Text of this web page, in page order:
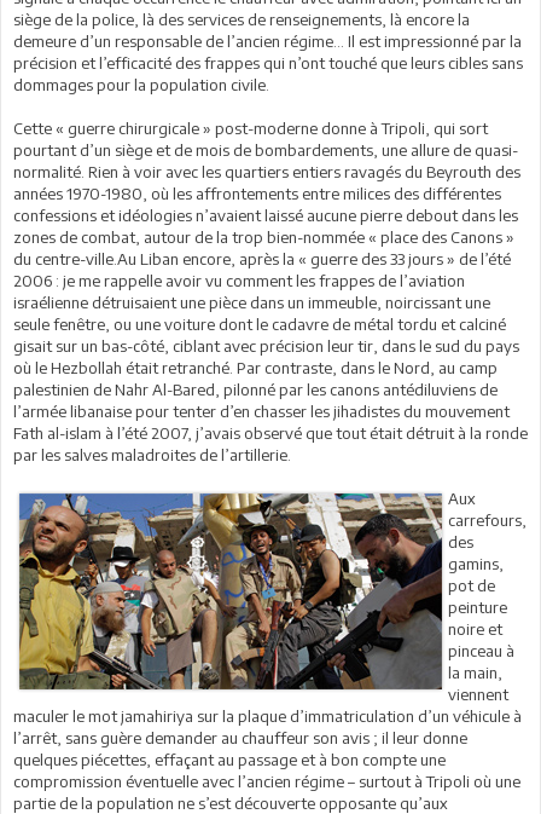
siège de la police, là des services de renseignements, là encore la
demeure d’un responsable de l’ancien régime… Il est impressionné par la
précision et l’efficacité des frappes qui n’ont touché que leurs cibles sans
dommages pour la population civile.
Cette « guerre chirurgicale » post-moderne donne à Tripoli, qui sort
pourtant d’un siège et de mois de bombardements, une allure de quasi-
normalité. Rien à voir avec les quartiers entiers ravagés du Beyrouth des
années 1970-1980, où les affrontements entre milices des différentes
confessions et idéologies n’avaient laissé aucune pierre debout dans les
zones de combat, autour de la trop bien-nommée « place des Canons »
du centre-ville.Au Liban encore, après la « guerre des 33 jours » de l’été
2006 : je me rappelle avoir vu comment les frappes de l’aviation
israélienne détruisaient une pièce dans un immeuble, noircissant une
seule fenêtre, ou une voiture dont le cadavre de métal tordu et calciné
gisait sur un bas-côté, ciblant avec précision leur tir, dans le sud du pays
où le Hezbollah était retranché. Par contraste, dans le Nord, au camp
palestinien de Nahr Al-Bared, pilonné par les canons antédiluviens de
l’armée libanaise pour tenter d’en chasser les jihadistes du mouvement
Fath al-islam à l’été 2007, j’avais observé que tout était détruit à la ronde
par les salves maladroites de l’artillerie.
Aux
carrefours,
des
gamins,
pot de
peinture
noire et
pinceau à
la main,
viennent
maculer le mot jamahiriya sur la plaque d’immatriculation d’un véhicule à
l’arrêt, sans guère demander au chauffeur son avis ; il leur donne
quelques piécettes, effaçant au passage et à bon compte une
compromission éventuelle avec l’ancien régime – surtout à Tripoli où une
partie de la population ne s’est découverte opposante qu’aux